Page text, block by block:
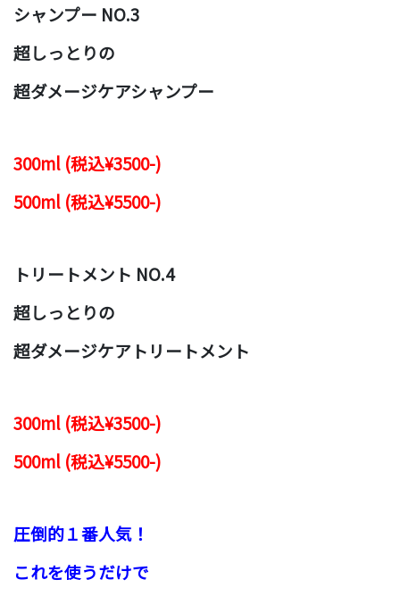
シャンプー NO.3
超しっとりの
超ダメージケアシャンプー
300ml (税込¥3500-)
500ml (税込¥5500-)
トリートメント NO.4
超しっとりの
超ダメージケアトリートメント
300ml (税込¥3500-)
500ml (税込¥5500-)
圧倒的１番人気！
これを使うだけで